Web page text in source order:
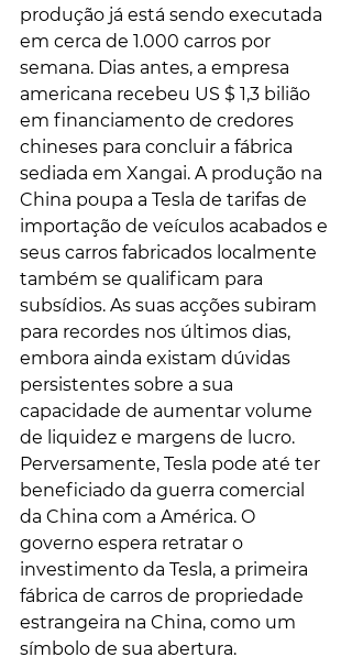
produção já está sendo executada
em cerca de 1.000 carros por
semana. Dias antes, a empresa
americana recebeu US $ 1,3 bilião
em financiamento de credores
chineses para concluir a fábrica
sediada em Xangai. A produção na
China poupa a Tesla de tarifas de
importação de veículos acabados e
seus carros fabricados localmente
também se qualificam para
subsídios. As suas acções subiram
para recordes nos últimos dias,
embora ainda existam dúvidas
persistentes sobre a sua
capacidade de aumentar volume
de liquidez e margens de lucro.
Perversamente, Tesla pode até ter
beneficiado da guerra comercial
da China com a América. O
governo espera retratar o
investimento da Tesla, a primeira
fábrica de carros de propriedade
estrangeira na China, como um
símbolo de sua abertura.